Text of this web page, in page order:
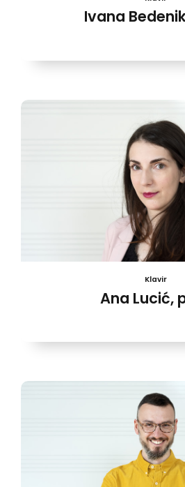
Ivana
Klavir
Ana Lucić,